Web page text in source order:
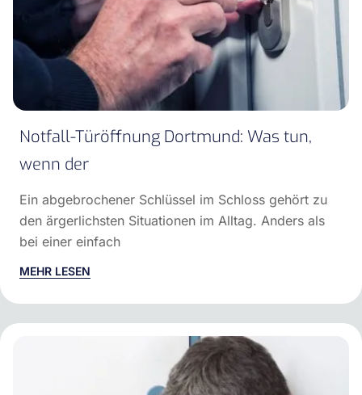
Notfall-Türöffnung Dortmund: Was tun,
wenn der
Ein abgebrochener Schlüssel im Schloss gehört zu
den ärgerlichsten Situationen im Alltag. Anders als
bei einer einfach
MEHR LESEN